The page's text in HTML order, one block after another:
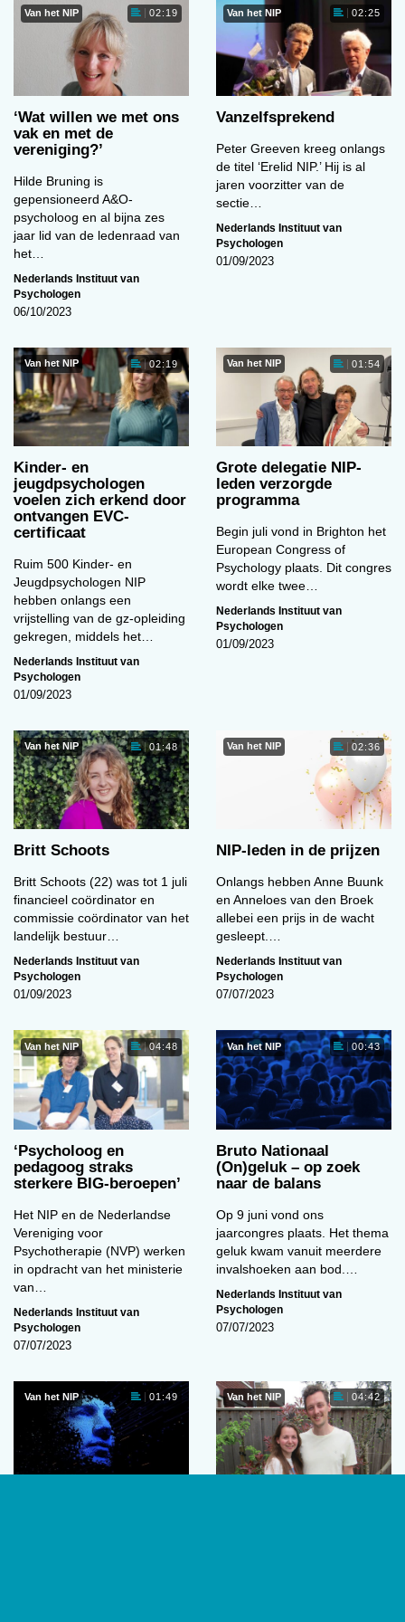
Van het NIP 02:19
‘Wat willen we met ons
vak en met de
vereniging?’
Hilde Bruning is
gepensioneerd A&O-
psycholoog en al bijna zes
jaar lid van de ledenraad van
het…
Nederlands Instituut van
Psychologen
06/10/2023
Van het NIP 02:25
Vanzelfsprekend
Peter Greeven kreeg onlangs
de titel ‘Erelid NIP.’ Hij is al
jaren voorzitter van de
sectie…
Nederlands Instituut van
Psychologen
01/09/2023
Van het NIP 02:19
Kinder- en
jeugdpsychologen
voelen zich erkend door
ontvangen EVC-
certificaat
Ruim 500 Kinder- en
Jeugdpsychologen NIP
hebben onlangs een
vrijstelling van de gz-opleiding
gekregen, middels het…
Nederlands Instituut van
Psychologen
01/09/2023
Van het NIP 01:54
Grote delegatie NIP-
leden verzorgde
programma
Begin juli vond in Brighton het
European Congress of
Psychology plaats. Dit congres
wordt elke twee…
Nederlands Instituut van
Psychologen
01/09/2023
Van het NIP 01:48
Britt Schoots
Britt Schoots (22) was tot 1 juli
financieel coördinator en
commissie coördinator van het
landelijk bestuur…
Nederlands Instituut van
Psychologen
01/09/2023
Van het NIP 02:36
NIP-leden in de prijzen
Onlangs hebben Anne Buunk
en Anneloes van den Broek
allebei een prijs in de wacht
gesleept.…
Nederlands Instituut van
Psychologen
07/07/2023
Van het NIP 04:48
‘Psycholoog en
pedagoog straks
sterkere BIG-beroepen’
Het NIP en de Nederlandse
Vereniging voor
Psychotherapie (NVP) werken
in opdracht van het ministerie
van…
Nederlands Instituut van
Psychologen
07/07/2023
Van het NIP 00:43
Bruto Nationaal
(On)geluk – op zoek
naar de balans
Op 9 juni vond ons
jaarcongres plaats. Het thema
geluk kwam vanuit meerdere
invalshoeken aan bod.…
Nederlands Instituut van
Psychologen
07/07/2023
Van het NIP 01:49 Van het NIP 04:42